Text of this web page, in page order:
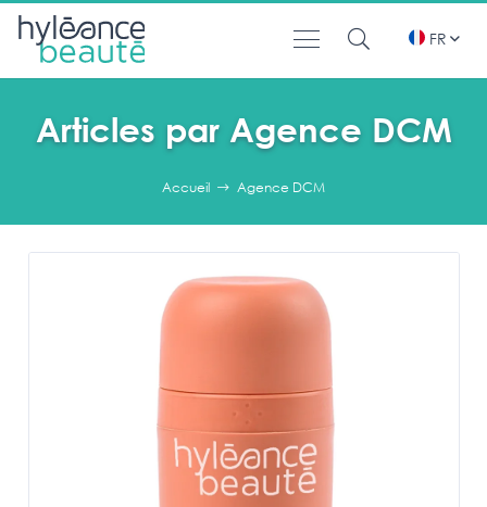
FR
Articles par Agence DCM
Accueil Agence DCM